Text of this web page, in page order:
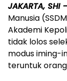
JAKARTA, SHI
Manusia
Akademi
tidak lolos
modus iming-
teruntuk